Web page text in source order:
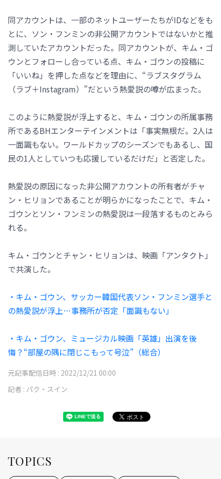
同アカウントは、一部のネットユーザーたちがIDなどをも
とに、ソン・フンミンの非公開アカウントではないかと推
測していたアカウントだった。同アカウントが、キム・ゴ
ウンとフォローし合っている点、キム・ゴウンの投稿に
「いいね」を押した点などを理由に、“ラブスタグラム
（ラブ＋Instagram）”だという熱愛説の噂が広まった。
このように熱愛説が浮上すると、キム・ゴウンの所属事務
所であるBHエンターテインメントは「事実無根だ。2人は
一面識もない。ワールドカップのシーズンでもあるし、国
民の1人としていつも応援しているだけだ」と否定した。
熱愛説の原因になった非公開アカウントの所有者がチャ
ン・ヒリョンであることが明らかになったことで、キム・
ゴウンとソン・フンミンの熱愛説は一段落するものとみら
れる。
キム・ゴウンとチャン・ヒリョンは、映画「アンタクト」
で共演した。
・キム・ゴウン、サッカー韓国代表ソン・フンミン選手と
の熱愛説が浮上…事務所が否定「面識もない」
・キム・ゴウン、ミュージカル映画「英雄」出演を後
悔？“部屋の隅に閉じこもって号泣”（総合）
元記事配信日時 : 2022/12/21 00:00
記者 : パク・スイン
TOPICS